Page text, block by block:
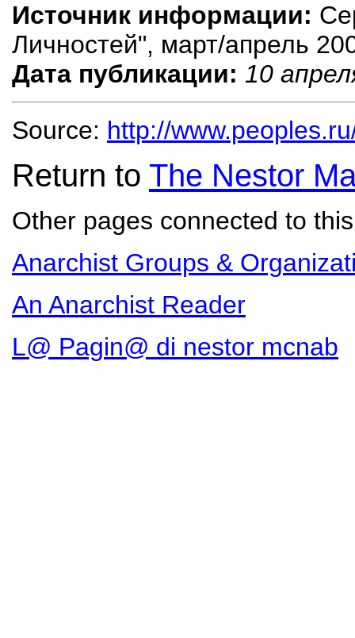
Источник информации:
Личностей", март/апрель
Дата публикации: 10
Source: http://
Return to The Nestor
Other pages connected to
Anarchist Groups &
An Anarchist Reader
L@ Pagin@ di nestor mcnab